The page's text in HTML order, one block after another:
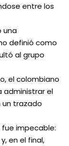
entre los
una
definió como
al grupo
el colombiano
administrar el
trazado
fue impecable:
en el final,